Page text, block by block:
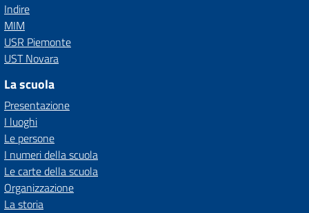
Indire
MIM
USR Piemonte
UST Novara
La scuola
Presentazione
I luoghi
Le persone
I numeri della scuola
Le carte della scuola
Organizzazione
La storia